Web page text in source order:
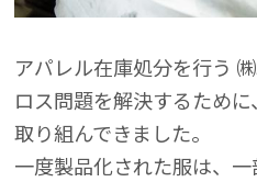
アパレル在庫処分を行う
ロス問題を解決するため
取り組んできました。
一度製品化された服は、